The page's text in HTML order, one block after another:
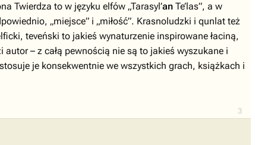
3
Twierdza to w języku elfów „Tarasyl’an Te’las”, a w
„miejsce” i „miłość”. Krasnoludzki i qunlat też
teveński to jakieś wynaturzenie inspirowane łaciną,
– z całą pewnością nie są to jakieś wyszukane i
je konsekwentnie we wszystkich grach, książkach i